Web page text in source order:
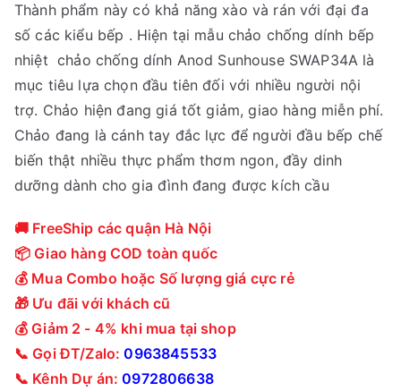
Thành phẩm này có khả năng xào và rán với đại đa
số các kiểu bếp . Hiện tại mẫu chảo chống dính bếp
nhiệt chảo chống dính Anod Sunhouse SWAP34A là
mục tiêu lựa chọn đầu tiên đối với nhiều người nội
trợ. Chảo hiện đang giá tốt giảm, giao hàng miễn phí.
Chảo đang là cánh tay đắc lực để người đầu bếp chế
biến thật nhiều thực phẩm thơm ngon, đầy dinh
dưỡng dành cho gia đình đang được kích cầu
🚚 FreeShip các quận Hà Nội
📦 Giao hàng COD toàn quốc
💰 Mua Combo hoặc Số lượng giá cực rẻ
🎁 Ưu đãi với khách cũ
💰 Giảm 2 - 4% khi mua tại shop
📞 Gọi ĐT/Zalo:0963845533
📞 Kênh Dự án:0972806638